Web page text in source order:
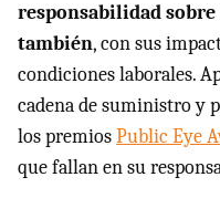
responsabilidad
también, con sus
condiciones laborales.
cadena de suministro y
los premiosPublic Eye
que fallan en su